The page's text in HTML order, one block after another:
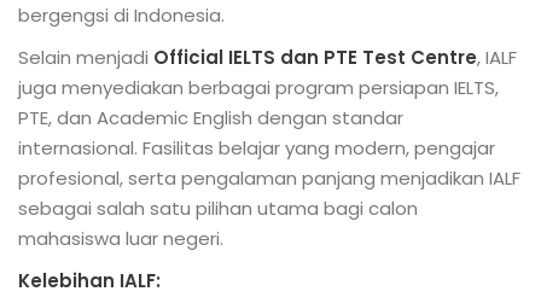
bergengsi di Indonesia.
Selain menjadi Official IELTS dan PTE Test Centre, IALF
juga menyediakan berbagai program persiapan IELTS,
PTE, dan Academic English dengan standar
internasional. Fasilitas belajar yang modern, pengajar
profesional, serta pengalaman panjang menjadikan IALF
sebagai salah satu pilihan utama bagi calon
mahasiswa luar negeri.
Kelebihan IALF: